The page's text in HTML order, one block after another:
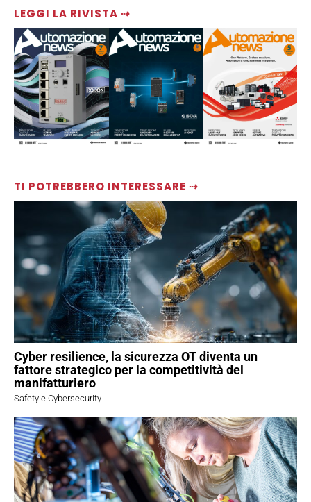
LEGGI LA RIVISTA ⇢
TI POTREBBERO INTERESSARE ⇢
Cyber resilience, la sicurezza OT diventa un
fattore strategico per la competitività del
manifatturiero
Safety e Cybersecurity